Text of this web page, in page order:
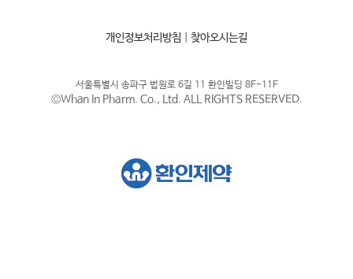
개인정보처리방침 찾아오시는길
서울특별시 송파구 법원로 6길 11 환인빌딩 8F-11F
©Whan In Pharm. Co., Ltd. ALL RIGHTS RESERVED.